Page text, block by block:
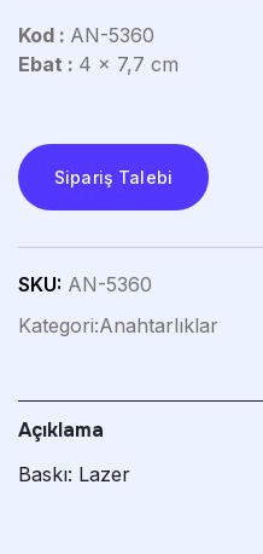
Kod : AN-5360
Ebat : 4 x 7,7 cm
Sipariş Talebi
SKU: AN-5360
Kategori:Anahtarlıklar
Açıklama
Baskı: Lazer